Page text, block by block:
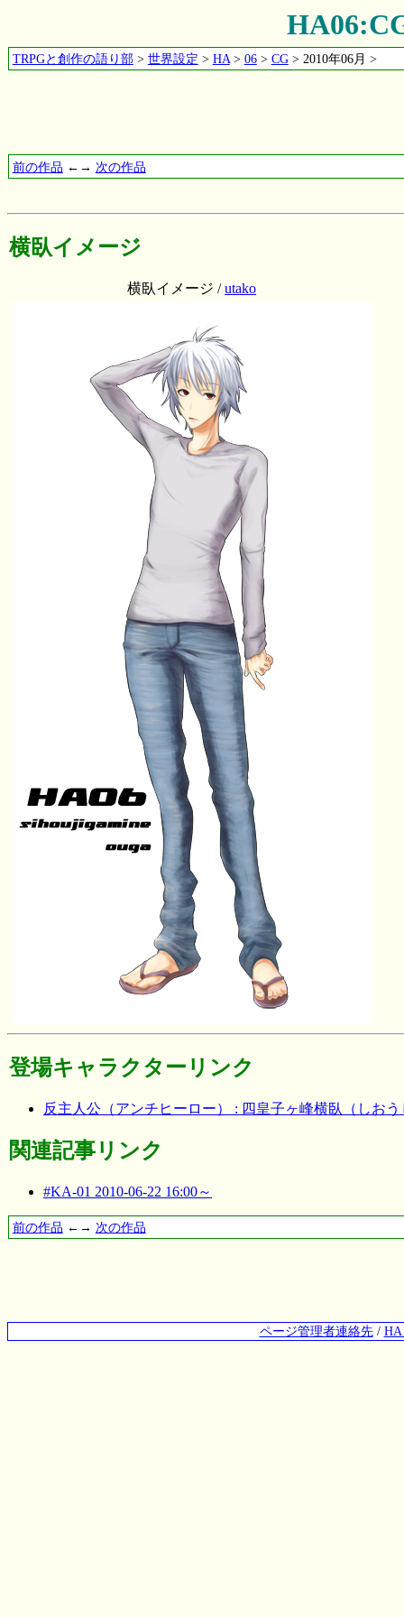
TRPGと創作の語り部> 世界設定 > HA> 06> CG> 2010年06月 >
前の作品 ←→ 次の作品
横臥イメージ
横臥イメージ /utako
登場キャラクターリンク
反主人公（アンチヒーロー） : 四皇子ヶ峰横臥（しお
関連記事リンク
#KA-01 2010-06-22 16:00～
前の作品 ←→ 次の作品
ページ管理者連絡先/ HA